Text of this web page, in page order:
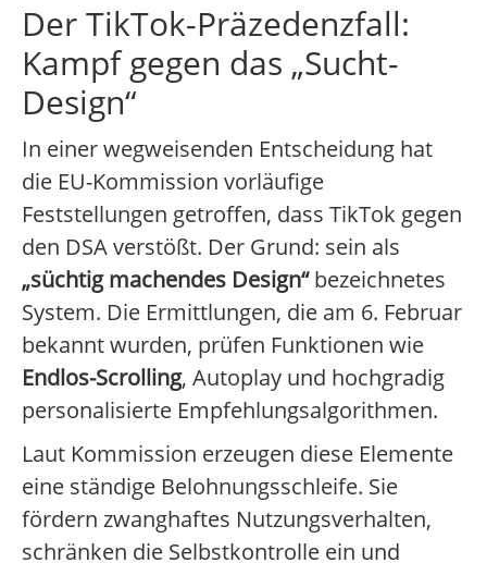
Der TikTok-Präzedenzfall:
Kampf gegen das „Sucht-
Design“
In einer wegweisenden Entscheidung hat
die EU-Kommission vorläufige
Feststellungen getroffen, dass TikTok gegen
den DSA verstößt. Der Grund: sein als
„süchtig machendes Design“bezeichnetes
System. Die Ermittlungen, die am 6. Februar
bekannt wurden, prüfen Funktionen wie
Endlos-Scrolling, Autoplay und hochgradig
personalisierte Empfehlungsalgorithmen.
Laut Kommission erzeugen diese Elemente
eine ständige Belohnungsschleife. Sie
fördern zwanghaftes Nutzungsverhalten,
schränken die Selbstkontrolle ein und